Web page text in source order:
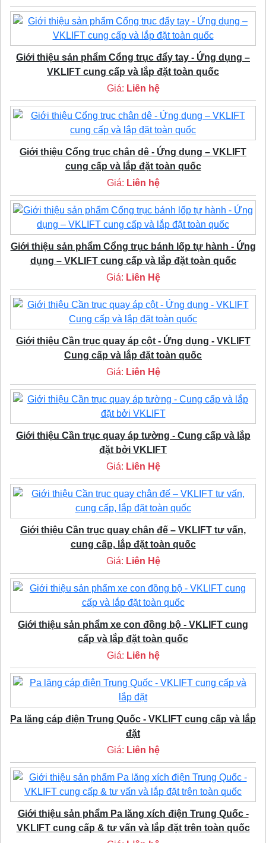
Giới thiệu sản phẩm Cổng trục đẩy tay - Ứng dụng –
VKLIFT cung cấp và lắp đặt toàn quốc
Giá: Liên hệ
Giới thiệu Cổng trục chân dê - Ứng dụng – VKLIFT
cung cấp và lắp đặt toàn quốc
Giá: Liên hệ
Giới thiệu sản phẩm Cổng trục bánh lốp tự hành - Ứng
dụng – VKLIFT cung cấp và lắp đặt toàn quốc
Giá: Liên Hệ
Giới thiệu Cần trục quay áp cột - Ứng dụng - VKLIFT
Cung cấp và lắp đặt toàn quốc
Giá: Liên Hệ
Giới thiệu Cần trục quay áp tường - Cung cấp và lắp
đặt bởi VKLIFT
Giá: Liên Hệ
Giới thiệu Cần trục quay chân đế – VKLIFT tư vấn,
cung cấp, lắp đặt toàn quốc
Giá: Liên Hệ
Giới thiệu sản phẩm xe con đồng bộ - VKLIFT cung
cấp và lắp đặt toàn quốc
Giá: Liên hệ
Pa lăng cáp điện Trung Quốc - VKLIFT cung cấp và lắp
đặt
Giá: Liên hệ
Giới thiệu sản phẩm Pa lăng xích điện Trung Quốc -
VKLIFT cung cấp & tư vấn và lắp đặt trên toàn quốc